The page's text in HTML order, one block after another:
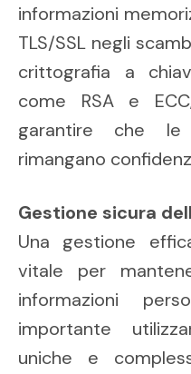
informazioni
TLS/SSL negli
crittografia a
come RSA e
garantire che le
rimangano
Gestione sicura
Una gestione
vitale per
informazioni
importante
uniche e